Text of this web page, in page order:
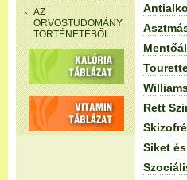
AZ
ORVOSTUDOMÁNY
TÖRTÉNETÉBŐL
Rett
Siket